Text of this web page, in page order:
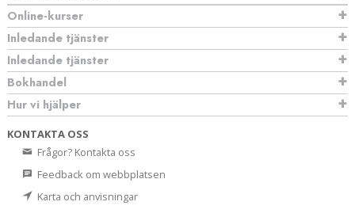
Online-kurser
Inledande tjänster
Inledande tjänster
Bokhandel
Hur vi hjälper
KONTAKTA OSS
Frågor? Kontakta oss
Feedback om webbplatsen
Karta och anvisningar